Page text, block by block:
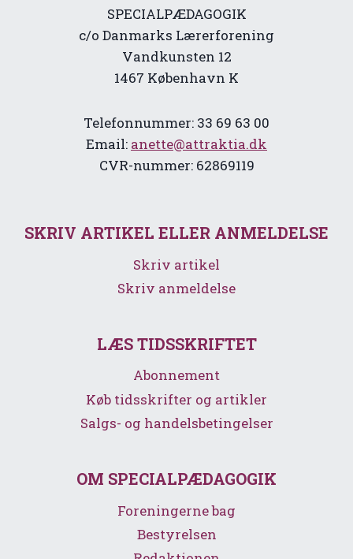
SPECIALPÆDAGOGIK
c/o Danmarks Lærerforening
Vandkunsten 12
1467 København K
Telefonnummer: 33 69 63 00
Email: anette@attraktia.dk
CVR-nummer: 62869119
SKRIV ARTIKEL ELLER ANMELDELSE
Skriv artikel
Skriv anmeldelse
LÆS TIDSSKRIFTET
Abonnement
Køb tidsskrifter og artikler
Salgs- og handelsbetingelser
OM SPECIALPÆDAGOGIK
Foreningerne bag
Bestyrelsen